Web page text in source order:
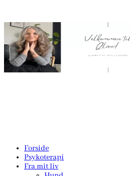
Forside
Psykoterapi
Fra mit liv